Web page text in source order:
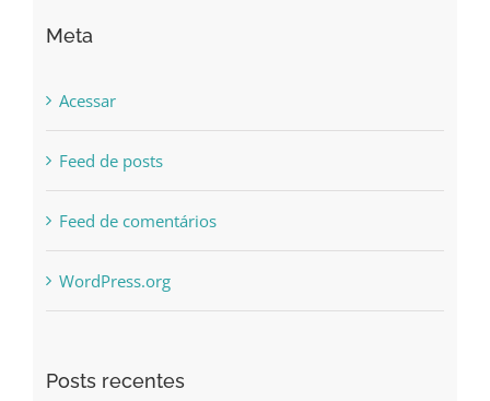
Meta
Acessar
Feed de posts
Feed de comentários
WordPress.org
Posts recentes